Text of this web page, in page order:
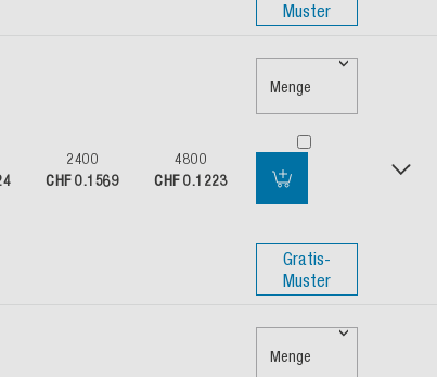
Muster
2400
CHF 0.1569
4800
CHF 0.1223
Menge
Gratis-
Muster
Menge